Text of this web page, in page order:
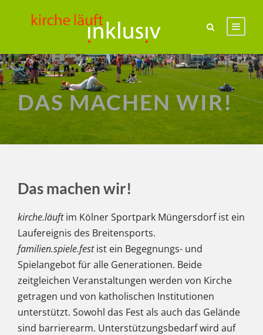
DAS MACHEN WIR!
Das machen wir!
kirche.läuftim Kölner Sportpark Müngersdorf ist ein
Laufereignis des Breitensports.
familien.spiele.festist ein Begegnungs- und
Spielangebot für alle Generationen. Beide
zeitgleichen Veranstaltungen werden von Kirche
getragen und von katholischen Institutionen
unterstützt. Sowohl das Fest als auch das Gelände
sind barrierearm. Unterstützungsbedarf wird auf